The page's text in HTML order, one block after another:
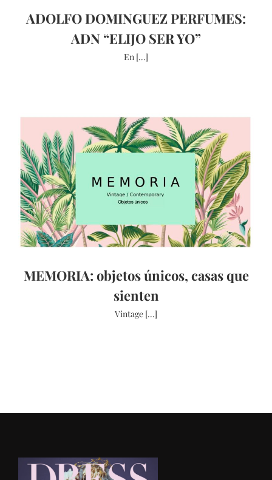
ADOLFO DOMINGUEZ PERFUMES:
ADN “ELIJO SER YO”
En [...]
MEMORIA: objetos únicos, casas que
sienten
Vintage [...]